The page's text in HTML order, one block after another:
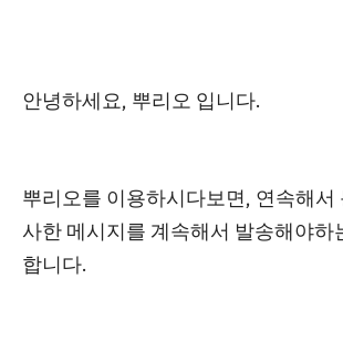
안녕하세요, 뿌리오 입니다.
뿌리오를 이용하시다보면, 연속해서
사한 메시지를 계속해서 발송해야하
합니다.